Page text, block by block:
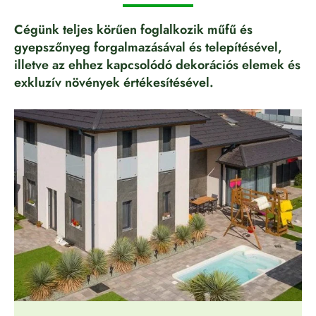
Cégünk teljes körűen foglalkozik műfű és
gyepszőnyeg forgalmazásával és telepítésével,
illetve az ehhez kapcsolódó dekorációs elemek és
exkluzív növények értékesítésével.